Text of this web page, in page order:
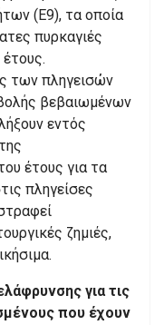
(Ε9), τα οποία
πυρκαγιές
των πληγεισών
βεβαιωμένων
εντός
έτους για τα
πληγείσες
ζημιές,
για τις
που έχουν